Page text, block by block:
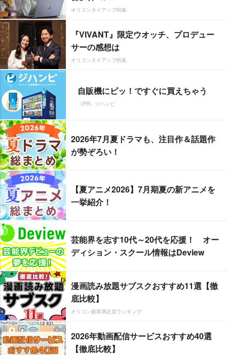
オリコンタイアップ特集
『VIVANT』限定ウオッチ、プロデュー
サーの感想は
オリコンタイアップ特集
自販機にピッ！ですぐに買えちゃう
（PR）ジハンピ
2026年7月夏ドラマも、注目作＆話題作
が勢ぞろい！
【夏アニメ2026】7月期夏の新アニメを
一挙紹介！
芸能界を志す10代～20代を応援！ オー
ディション・スクール情報はDeview
漫画読み放題サブスクおすすめ11選【徹
底比較】
オリコン顧客満足度ランキング
2026年動画配信サービスおすすめ40選
【徹底比較】